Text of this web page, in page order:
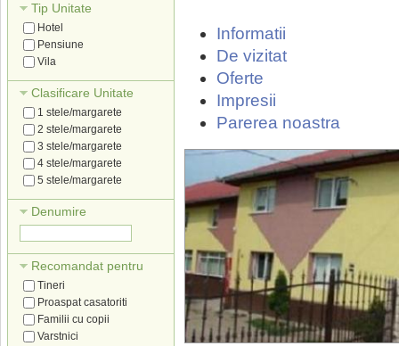
Tip Unitate
Hotel
Pensiune
Vila
Clasificare Unitate
1 stele/margarete
2 stele/margarete
3 stele/margarete
4 stele/margarete
5 stele/margarete
Denumire
Recomandat pentru
Tineri
Proaspat casatoriti
Familii cu copii
Varstnici
Informatii
De vizitat
Oferte
Impresii
Parerea noastra